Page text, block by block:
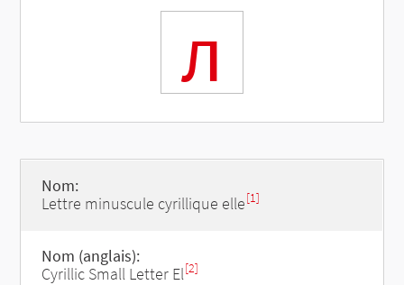
л
Nom:
Lettre minuscule cyrillique elle[1]
Nom (anglais):
Cyrillic Small Letter El[2]